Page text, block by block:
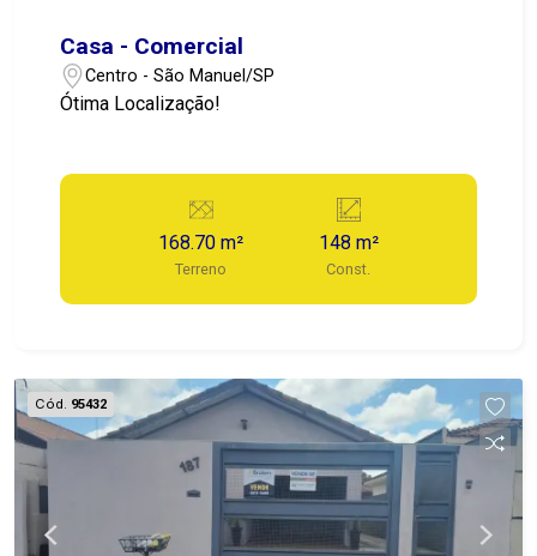
Casa - Comercial
Centro - São Manuel/SP
Ótima Localização!
168.70 m²
Terreno
148 m²
Const.
Cód. 95432